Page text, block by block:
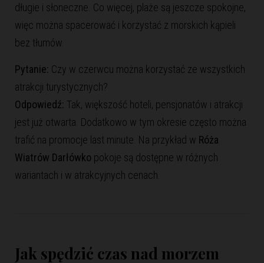
długie i słoneczne. Co więcej, plaże są jeszcze spokojne,
więc można spacerować i korzystać z morskich kąpieli
bez tłumów.
Pytanie: Czy w czerwcu można korzystać ze wszystkich
atrakcji turystycznych?
Odpowiedź: Tak, większość hoteli, pensjonatów i atrakcji
jest już otwarta. Dodatkowo w tym okresie często można
trafić na promocje last minute. Na przykład w Róża
Wiatrów Darłówko pokoje są dostępne w różnych
wariantach i w atrakcyjnych cenach.
Jak spędzić czas nad morzem